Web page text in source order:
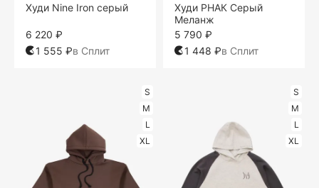
Худи Nine Iron серый
6 220 ₽
1 555 ₽в Сплит
Худи РНАК Серый
Меланж
5 790 ₽
1 448 ₽в Сплит
S
M
L
XL
S
M
L
XL